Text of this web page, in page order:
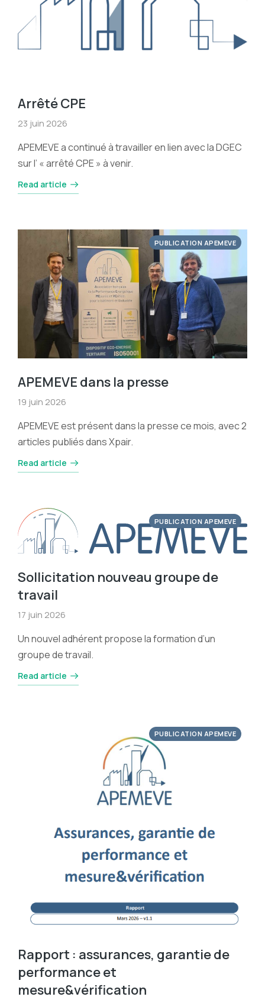
Arrêté CPE
23 juin 2026
APEMEVE a continué à travailler en lien avec la DGEC
sur l’ « arrêté CPE » à venir.
Read article
PUBLICATION APEMEVE
APEMEVE dans la presse
19 juin 2026
APEMEVE est présent dans la presse ce mois, avec 2
articles publiés dans Xpair.
Read article
PUBLICATION APEMEVE
Sollicitation nouveau groupe de
travail
17 juin 2026
Un nouvel adhérent propose la formation d’un
groupe de travail.
Read article
PUBLICATION APEMEVE
Rapport : assurances, garantie de
performance et
mesure&vérification